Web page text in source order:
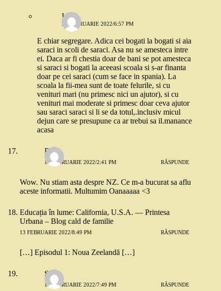
Irina
20 FEBRUARIE 2022/6:57 PM
E chiar segregare. Adica cei bogati la bogati si aia
saraci in scoli de saraci. Asa nu se amesteca intre
ei. Daca ar fi chestia doar de bani se pot amesteca
si saraci si bogati la aceeasi scoala si s-ar finanta
doar pe cei saraci (cum se face in spania). La
scoala la fii-mea sunt de toate felurile, si cu
venituri mari (nu primesc nici un ajutor), si cu
venituri mai moderate si primesc doar ceva ajutor
sau saraci saraci si li se da totul,.inclusiv micul
dejun care se presupune ca ar trebui sa il.manance
acasa
Biz
13 FEBRUARIE 2022/2:41 PM RĂSPUNDE
Wow. Nu stiam asta despre NZ. Ce m-a bucurat sa aflu
aceste informatii. Multumim Oanaaaaa <3
Educația în lume: California, U.S.A. — Printesa
Urbana – Blog cald de familie
13 FEBRUARIE 2022/8:49 PM RĂSPUNDE
[…] Episodul 1: Noua Zeelandă […]
Silvia
14 FEBRUARIE 2022/7:49 PM RĂSPUNDE